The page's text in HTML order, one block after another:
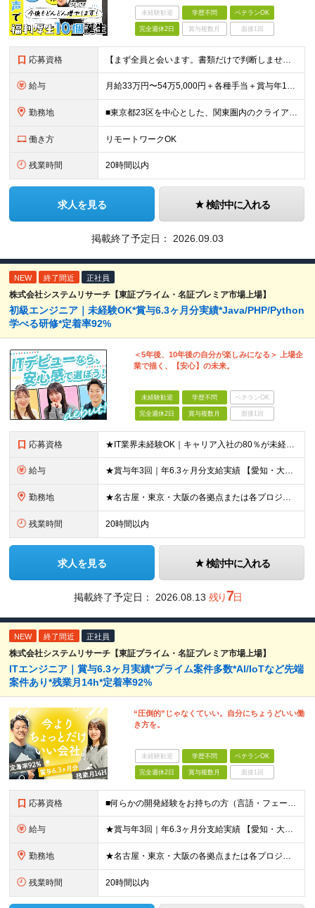
未経験歓迎 学歴不問 ベテランOK
完全週休2日 賞与複数月 面接1回
応募資格 【まず全員と会います。書類だけで判断しません。】 ■学歴不問（実務経験があれば高卒以上） ■何らかのITエンジニア実務経験をお持ちの方（年数・工程・言語・領域不問） ◎こんな方も歓迎します！ ・別
給与 月給33万円〜54万5,000円＋各種手当＋賞与年1回 ※経験・スキルを考慮のうえ、双方が納得するまで話し合って決定します。 ※上記月給額にはみなし残業手当（20時間分／4万5000円～）を含む（超
勤務地 ■東京都23区を中心とした、関東圏内のクライアント先 ※東京・渋谷・銀座・横浜の案件が多数 ★転勤はありません！ ★勤務地は希望を考慮します！ ★全社員の約8割がリモートワーク実施中！ プロジェク
働き方 リモートワークOK
残業時間 20時間以内
求人を見る 検討中に入れる
掲載終了予定日： 2026.09.03
NEW 終了間近 正社員
株式会社システムリサーチ【東証プライム・名証プレミア市場上場】
初級エンジニア｜未経験OK*賞与6.3ヶ月分実績*Java/PHP/Python
学べる研修*定着率92%
＜5年後、10年後の自分が楽しみになる＞ 上場企
業で描く、【安心】の未来。
未経験歓迎 学歴不問 ベテランOK
完全週休2日 賞与複数月 面接1回
応募資格 ★IT業界未経験OK｜キャリア入社の80％が未経験スタート！ ★第二新卒OK ★学歴不問 ＼このような方を歓迎しています！／ ・IT業界に興味があり、ゼロから学ぶ意欲がある方 ・社会人経験（業界不問
給与 ★賞与年3回｜年6.3ヶ月分支給実績 【愛知・大阪】 月給25.5万円～35万円＋各種手当＋賞与年2回＋業績賞与 ※上記には一律の地域手当2.5万円を含みます 【東京】 月給27万円～35万円＋各
勤務地 ★名古屋・東京・大阪の各拠点または各プロジェクト先での勤務となります （愛知、岐阜、東京、埼玉、千葉、神奈川、大阪、兵庫、京都など） ★U・Iターン歓迎！原則転勤なし ★リモートワーク対応案件もあり
残業時間 20時間以内
求人を見る 検討中に入れる
掲載終了予定日： 2026.08.13 残り7日
NEW 終了間近 正社員
株式会社システムリサーチ【東証プライム・名証プレミア市場上場】
ITエンジニア｜賞与6.3ヶ月実績*プライム案件多数*AI/IoTなど先端
案件あり*残業月14h*定着率92%
“圧倒的”じゃなくていい。自分にちょうどいい働
き方を。
未経験歓迎 学歴不問 ベテランOK
完全週休2日 賞与複数月 面接1回
応募資格 ■何らかの開発経験をお持ちの方（言語・フェーズ不問） ■学歴不問 ☆「運用保守経験しかない」「PMやPLに挑戦したいけど機会がない…」そんな方もOK！当社で経験を積んでいただけます！ ＼このような方
給与 ★賞与年3回｜年6.3ヶ月分支給実績 【愛知・大阪】 月給25.5万円～35万円＋各種手当＋賞与年2回＋業績賞与 ※上記には一律の地域手当2.5万円を含みます 【東京】 月給27万円～35万円＋各
勤務地 ★名古屋・東京・大阪の各拠点または各プロジェクト先での勤務となります （愛知、岐阜、東京、埼玉、千葉、神奈川、大阪、兵庫、京都など） ★U・Iターン歓迎！原則転勤なし ★リモートワーク対応案件もあり
残業時間 20時間以内